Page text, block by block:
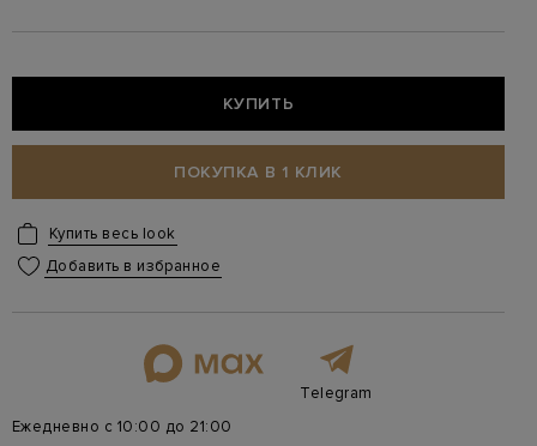
КУПИТЬ
ПОКУПКА В 1 КЛИК
Купить весь look
Добавить в избранное
Telegram
Ежедневно с 10:00 до 21:00